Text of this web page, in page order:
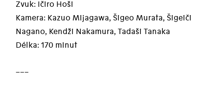
Zvuk: Ičiro Hoši
Kamera: Kazuo Mijagawa, Šigeo Murata, Šigeiči
Nagano, Kendži Nakamura, Tadaši Tanaka
Délka: 170 minut
–––